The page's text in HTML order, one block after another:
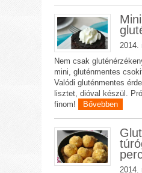
2014.
Nem csak
mini, gluténmentes
Valódi gluténmentes
lisztet, dióval készül.
finom!
Bővebben
2014.